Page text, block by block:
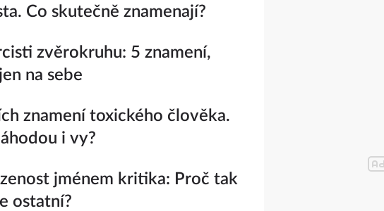
Co skutečně znamenají?
zvěrokruhu: 5 znamení,
na sebe
znamení toxického člověka.
i vy?
jménem kritika: Proč tak
ostatní?